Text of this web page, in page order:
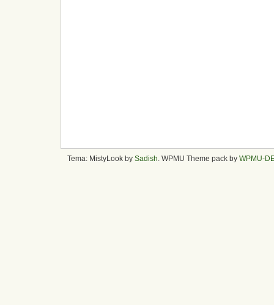
Tema: MistyLook by Sadish . WPMU Theme pack by WPMU-